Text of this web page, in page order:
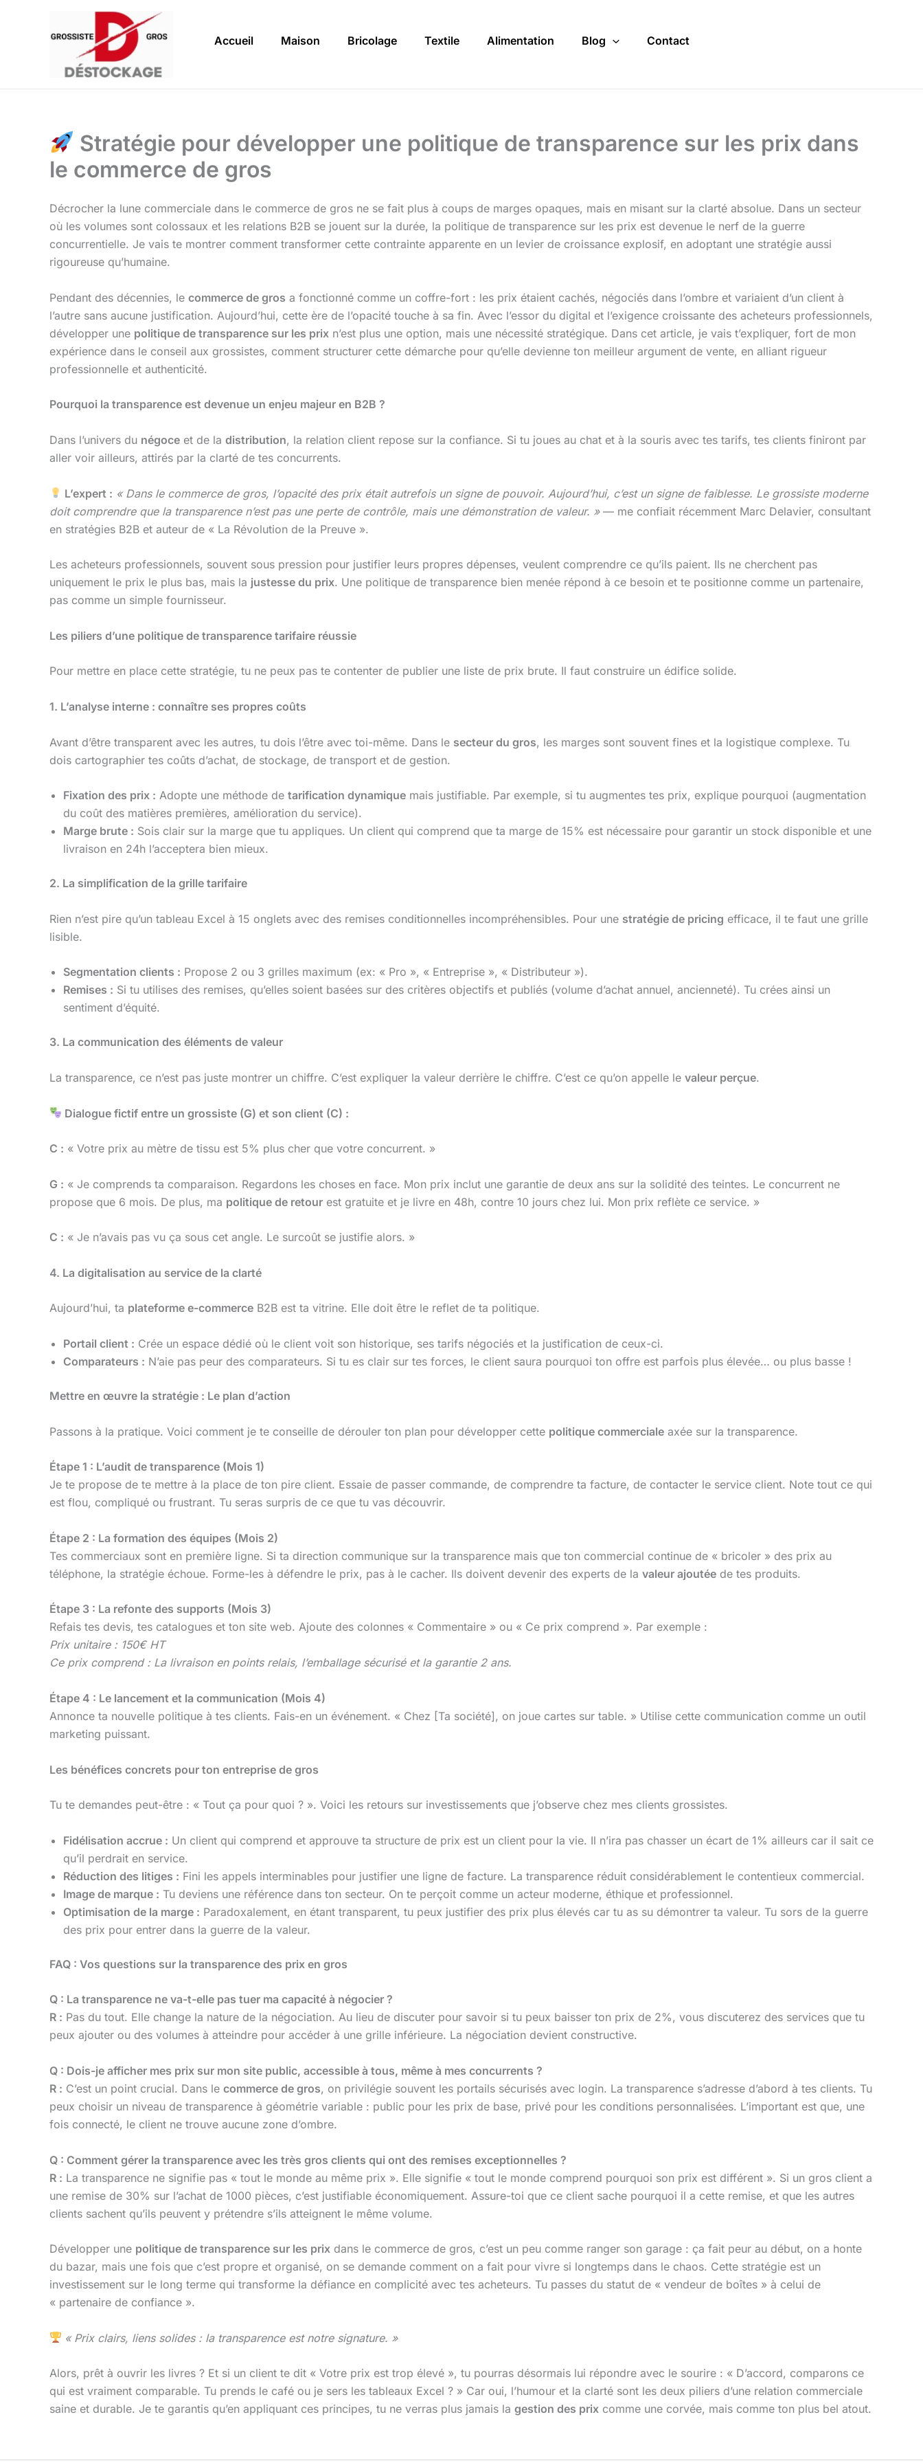
Accueil Maison Bricolage Textile Alimentation Blog Contact
Stratégie pour développer une politique de transparence sur les prix dans
le commerce de gros
Décrocher la lune commerciale dans le commerce de gros ne se fait plus à coups de marges opaques, mais en misant sur la clarté absolue. Dans un secteur
où les volumes sont colossaux et les relations B2B se jouent sur la durée, la politique de transparence sur les prix est devenue le nerf de la guerre
concurrentielle. Je vais te montrer comment transformer cette contrainte apparente en un levier de croissance explosif, en adoptant une stratégie aussi
rigoureuse qu’humaine.
Pendant des décennies, le commerce de gros a fonctionné comme un coffre-fort : les prix étaient cachés, négociés dans l’ombre et variaient d’un client à
l’autre sans aucune justification. Aujourd’hui, cette ère de l’opacité touche à sa fin. Avec l’essor du digital et l’exigence croissante des acheteurs professionnels,
développer une politique de transparence sur les prix n’est plus une option, mais une nécessité stratégique. Dans cet article, je vais t’expliquer, fort de mon
expérience dans le conseil aux grossistes, comment structurer cette démarche pour qu’elle devienne ton meilleur argument de vente, en alliant rigueur
professionnelle et authenticité.
Pourquoi la transparence est devenue un enjeu majeur en B2B ?
Dans l’univers du négoce et de la distribution, la relation client repose sur la confiance. Si tu joues au chat et à la souris avec tes tarifs, tes clients finiront par
aller voir ailleurs, attirés par la clarté de tes concurrents.
L’expert : « Dans le commerce de gros, l’opacité des prix était autrefois un signe de pouvoir. Aujourd’hui, c’est un signe de faiblesse. Le grossiste moderne
doit comprendre que la transparence n’est pas une perte de contrôle, mais une démonstration de valeur. »— me confiait récemment Marc Delavier, consultant
en stratégies B2B et auteur de « La Révolution de la Preuve ».
Les acheteurs professionnels, souvent sous pression pour justifier leurs propres dépenses, veulent comprendre ce qu’ils paient. Ils ne cherchent pas
uniquement le prix le plus bas, mais la justesse du prix. Une politique de transparence bien menée répond à ce besoin et te positionne comme un partenaire,
pas comme un simple fournisseur.
Les piliers d’une politique de transparence tarifaire réussie
Pour mettre en place cette stratégie, tu ne peux pas te contenter de publier une liste de prix brute. Il faut construire un édifice solide.
1. L’analyse interne : connaître ses propres coûts
Avant d’être transparent avec les autres, tu dois l’être avec toi-même. Dans le secteur du gros, les marges sont souvent fines et la logistique complexe. Tu
dois cartographier tes coûts d’achat, de stockage, de transport et de gestion.
Fixation des prix : Adopte une méthode de tarification dynamique mais justifiable. Par exemple, si tu augmentes tes prix, explique pourquoi (augmentation
du coût des matières premières, amélioration du service).
Marge brute : Sois clair sur la marge que tu appliques. Un client qui comprend que ta marge de 15% est nécessaire pour garantir un stock disponible et une
livraison en 24h l’acceptera bien mieux.
2. La simplification de la grille tarifaire
Rien n’est pire qu’un tableau Excel à 15 onglets avec des remises conditionnelles incompréhensibles. Pour une stratégie de pricing efficace, il te faut une grille
lisible.
Segmentation clients : Propose 2 ou 3 grilles maximum (ex: « Pro », « Entreprise », « Distributeur »).
Remises : Si tu utilises des remises, qu’elles soient basées sur des critères objectifs et publiés (volume d’achat annuel, ancienneté). Tu crées ainsi un
sentiment d’équité.
3. La communication des éléments de valeur
La transparence, ce n’est pas juste montrer un chiffre. C’est expliquer la valeur derrière le chiffre. C’est ce qu’on appelle le valeur perçue.
Dialogue fictif entre un grossiste (G) et son client (C) :
C : « Votre prix au mètre de tissu est 5% plus cher que votre concurrent. »
G : « Je comprends ta comparaison. Regardons les choses en face. Mon prix inclut une garantie de deux ans sur la solidité des teintes. Le concurrent ne
propose que 6 mois. De plus, ma politique de retour est gratuite et je livre en 48h, contre 10 jours chez lui. Mon prix reflète ce service. »
C : « Je n’avais pas vu ça sous cet angle. Le surcoût se justifie alors. »
4. La digitalisation au service de la clarté
Aujourd’hui, ta plateforme e-commerce B2B est ta vitrine. Elle doit être le reflet de ta politique.
Portail client : Crée un espace dédié où le client voit son historique, ses tarifs négociés et la justification de ceux-ci.
Comparateurs : N’aie pas peur des comparateurs. Si tu es clair sur tes forces, le client saura pourquoi ton offre est parfois plus élevée… ou plus basse !
Mettre en œuvre la stratégie : Le plan d’action
Passons à la pratique. Voici comment je te conseille de dérouler ton plan pour développer cette politique commerciale axée sur la transparence.
Étape 1 : L’audit de transparence (Mois 1)
Je te propose de te mettre à la place de ton pire client. Essaie de passer commande, de comprendre ta facture, de contacter le service client. Note tout ce qui
est flou, compliqué ou frustrant. Tu seras surpris de ce que tu vas découvrir.
Étape 2 : La formation des équipes (Mois 2)
Tes commerciaux sont en première ligne. Si ta direction communique sur la transparence mais que ton commercial continue de « bricoler » des prix au
téléphone, la stratégie échoue. Forme-les à défendre le prix, pas à le cacher. Ils doivent devenir des experts de la valeur ajoutée de tes produits.
Étape 3 : La refonte des supports (Mois 3)
Refais tes devis, tes catalogues et ton site web. Ajoute des colonnes « Commentaire » ou « Ce prix comprend ». Par exemple :
Prix unitaire : 150€ HT
Ce prix comprend : La livraison en points relais, l’emballage sécurisé et la garantie 2 ans.
Étape 4 : Le lancement et la communication (Mois 4)
Annonce ta nouvelle politique à tes clients. Fais-en un événement. « Chez [Ta société], on joue cartes sur table. » Utilise cette communication comme un outil
marketing puissant.
Les bénéfices concrets pour ton entreprise de gros
Tu te demandes peut-être : « Tout ça pour quoi ? ». Voici les retours sur investissements que j’observe chez mes clients grossistes.
Fidélisation accrue : Un client qui comprend et approuve ta structure de prix est un client pour la vie. Il n’ira pas chasser un écart de 1% ailleurs car il sait ce
qu’il perdrait en service.
Réduction des litiges : Fini les appels interminables pour justifier une ligne de facture. La transparence réduit considérablement le contentieux commercial.
Image de marque : Tu deviens une référence dans ton secteur. On te perçoit comme un acteur moderne, éthique et professionnel.
Optimisation de la marge : Paradoxalement, en étant transparent, tu peux justifier des prix plus élevés car tu as su démontrer ta valeur. Tu sors de la guerre
des prix pour entrer dans la guerre de la valeur.
FAQ : Vos questions sur la transparence des prix en gros
Q : La transparence ne va-t-elle pas tuer ma capacité à négocier ?
R : Pas du tout. Elle change la nature de la négociation. Au lieu de discuter pour savoir si tu peux baisser ton prix de 2%, vous discuterez des services que tu
peux ajouter ou des volumes à atteindre pour accéder à une grille inférieure. La négociation devient constructive.
Q : Dois-je afficher mes prix sur mon site public, accessible à tous, même à mes concurrents ?
R : C’est un point crucial. Dans le commerce de gros, on privilégie souvent les portails sécurisés avec login. La transparence s’adresse d’abord à tes clients. Tu
peux choisir un niveau de transparence à géométrie variable : public pour les prix de base, privé pour les conditions personnalisées. L’important est que, une
fois connecté, le client ne trouve aucune zone d’ombre.
Q : Comment gérer la transparence avec les très gros clients qui ont des remises exceptionnelles ?
R : La transparence ne signifie pas « tout le monde au même prix ». Elle signifie « tout le monde comprend pourquoi son prix est différent ». Si un gros client a
une remise de 30% sur l’achat de 1000 pièces, c’est justifiable économiquement. Assure-toi que ce client sache pourquoi il a cette remise, et que les autres
clients sachent qu’ils peuvent y prétendre s’ils atteignent le même volume.
Développer une politique de transparence sur les prix dans le commerce de gros, c’est un peu comme ranger son garage : ça fait peur au début, on a honte
du bazar, mais une fois que c’est propre et organisé, on se demande comment on a fait pour vivre si longtemps dans le chaos. Cette stratégie est un
investissement sur le long terme qui transforme la défiance en complicité avec tes acheteurs. Tu passes du statut de « vendeur de boîtes » à celui de
« partenaire de confiance ».
« Prix clairs, liens solides : la transparence est notre signature. »
Alors, prêt à ouvrir les livres ? Et si un client te dit « Votre prix est trop élevé », tu pourras désormais lui répondre avec le sourire : « D’accord, comparons ce
qui est vraiment comparable. Tu prends le café ou je sers les tableaux Excel ? » Car oui, l’humour et la clarté sont les deux piliers d’une relation commerciale
saine et durable. Je te garantis qu’en appliquant ces principes, tu ne verras plus jamais la gestion des prix comme une corvée, mais comme ton plus bel atout.